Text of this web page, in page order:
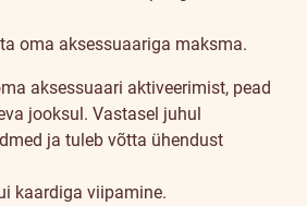
oma aksessuaariga maksma.
aksessuaari aktiveerimist, pead
jooksul. Vastasel juhul
ja tuleb võtta ühendust
kaardiga viipamine.